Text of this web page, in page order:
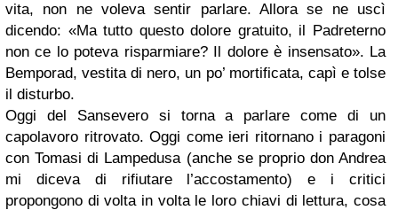
vita, non ne voleva sentir parlare. Allora se ne uscì
dicendo: «Ma tutto questo dolore gratuito, il Padreterno
non ce lo poteva risparmiare? Il dolore è insensato». La
Bemporad, vestita di nero, un po’ mortificata, capì e tolse
il disturbo.
Oggi del Sansevero si torna a parlare come di un
capolavoro ritrovato. Oggi come ieri ritornano i paragoni
con Tomasi di Lampedusa (anche se proprio don Andrea
mi diceva di rifiutare l’accostamento) e i critici
propongono di volta in volta le loro chiavi di lettura, cosa